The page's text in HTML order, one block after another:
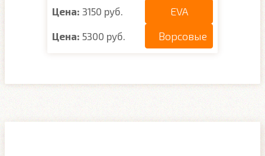
Цена: 3150 руб. EVA
Цена: 5300 руб. Ворсовые